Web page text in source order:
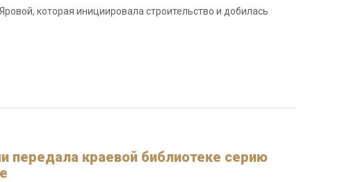
которая инициировала строительство и добилась
передала краевой библиотеке серию